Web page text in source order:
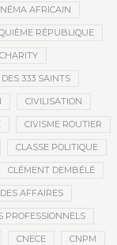
AFRICAIN
RÉPUBLIQUE
DES 333 SAINTS
CIVILISATION
CIVISME ROUTIER
CLASSE POLITIQUE
CLÉMENT DEMBÉLÉ
AFFAIRES
PROFESSIONNELS
CNECE CNPM